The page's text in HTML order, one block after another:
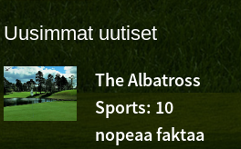
Uusimmat uutiset
The Albatross
Sports: 10
nopeaa faktaa